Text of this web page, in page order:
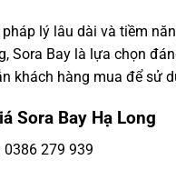
lý lâu dài và tiềm
Sora Bay là lựa chọn
khách hàng mua để sử
Sora Bay Hạ Long
279 939